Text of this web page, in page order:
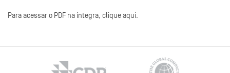
Para acessar o PDF na íntegra, clique aqui.